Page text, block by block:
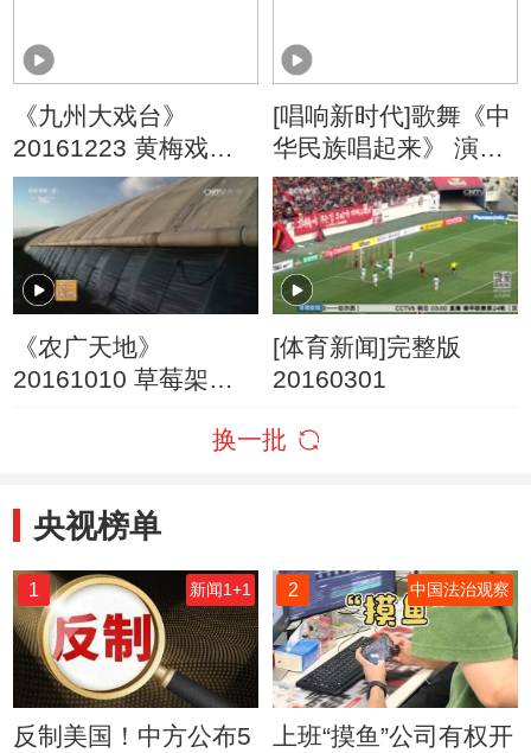
《九州大戏台》
20161223 黄梅戏
《王老虎抢亲》（片
断）
[唱响新时代]歌舞《中
华民族唱起来》 演
唱：王雅洁
《农广天地》
20161010 草莓架下
[体育新闻]完整版
20160301
换一批
央视榜单
1 新闻1+1
反制美国！中方公布5
2 中国法治观察
上班“摸鱼”公司有权开